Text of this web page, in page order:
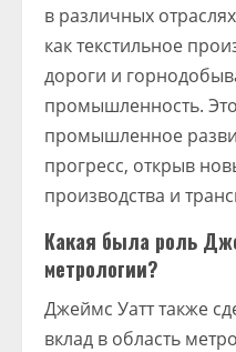
в различных
как текстильное
дороги и
промышленность.
промышленное
прогресс, открыв
производства и
Какая была роль
метрологии?
Джеймс Уатт также
вклад в область